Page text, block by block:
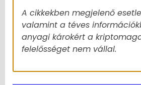
A cikkekben megjelenő
valamint a téves
anyagi károkért a
felelősséget nem vállal.